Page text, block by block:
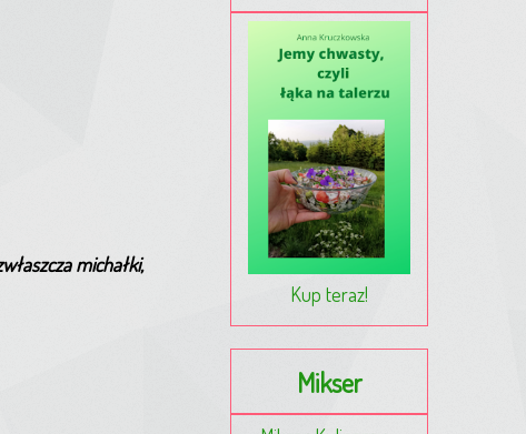
michałki,
Kup teraz!
Mikser